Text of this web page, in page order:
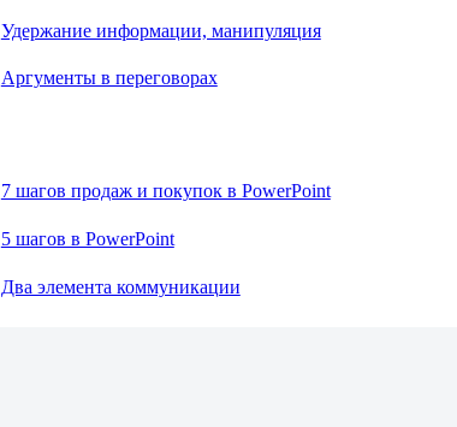
Удержание информации, манипуляция
Аргументы в переговорах
7 шагов продаж и покупок в PowerPoint
5 шагов в PowerPoint
Два элемента коммуникации